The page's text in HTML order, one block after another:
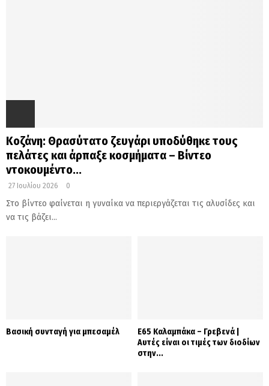
Κοζάνη: Θρασύτατο ζευγάρι υποδύθηκε τους
πελάτες και άρπαξε κοσμήματα – Βίντεο
ντοκουμέντο...
27 Ιουλίου 2026 0
Στο βίντεο φαίνεται η γυναίκα να περιεργάζεται τις αλυσίδες και
να τις βάζει...
Βασική συνταγή για μπεσαμέλ
Ε65 Καλαμπάκα – Γρεβενά |
Αυτές είναι οι τιμές των διοδίων
στην...